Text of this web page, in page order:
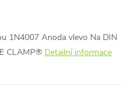
1N4007 Anoda vlevo Na DIN
CLAMP® Detailní informace